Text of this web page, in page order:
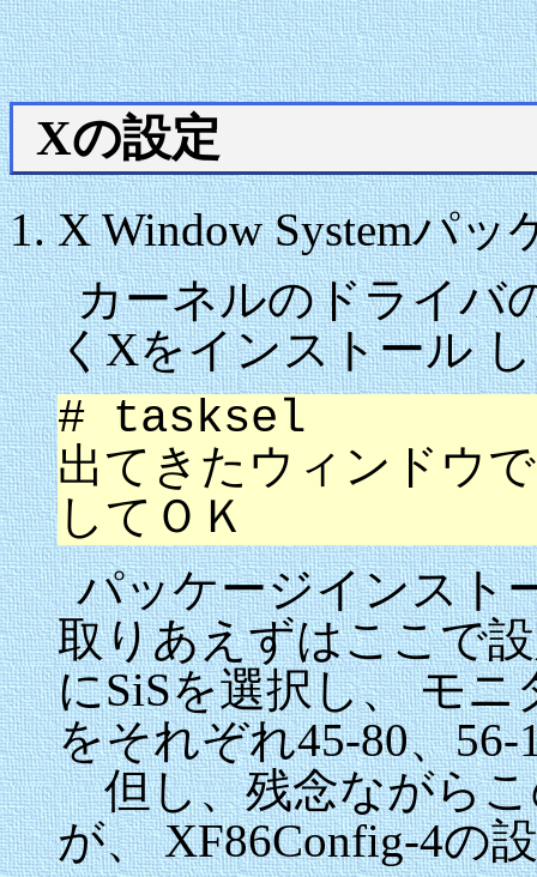
Xの設定
X Window Systemパ
カーネルのドライバ
くXをインストール
# tasksel
出てきたウィンドウ
してＯＫ
パッケージインスト
取りあえずはここで
にSiSを選択し、 モ
をそれぞれ45-80、
但し、残念ながらこ
が、 XF86Config-4の